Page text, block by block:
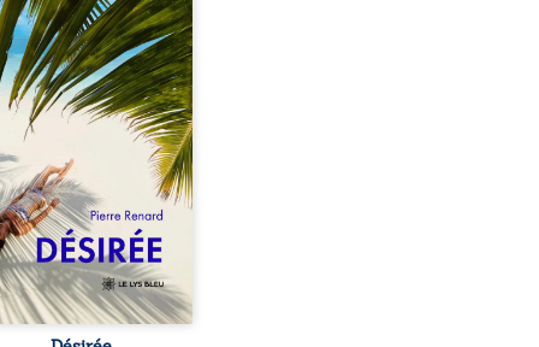
qu’il est devenu une
femme métissée de
ans. À peine a-t-il
à apprivoiser ce
corps qu’Ange surgit
sa vie et fait vaciller
ses certitudes. Entre
est immédiate,
jusqu’à ce qu’un
familial fasse planer
: et s’ils étaient
demi-frère et ...